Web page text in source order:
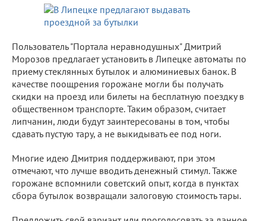
Пользователь "Портала неравнодушных" Дмитрий
Морозов предлагает установить в Липецке автоматы по
приему стеклянных бутылок и алюминиевых банок. В
качестве поощрения горожане могли бы получать
скидки на проезд или билеты на бесплатную поездку в
общественном транспорте. Таким образом, считает
липчанин, люди будут заинтересованы в том, чтобы
сдавать пустую тару, а не выкидывать ее под ноги.
Многие идею Дмитрия поддерживают, при этом
отмечают, что лучше вводить денежный стимул. Также
горожане вспомнили советский опыт, когда в пунктах
сбора бутылок возвращали залоговую стоимость тары.